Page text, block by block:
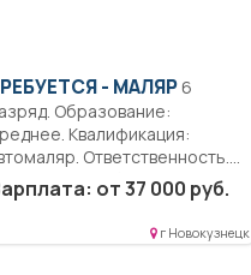
- МАЛЯР6
Образование:
Квалификация:
Ответственность..
работы по
поверхности...
от 37 000 руб.
г Новокузнецк